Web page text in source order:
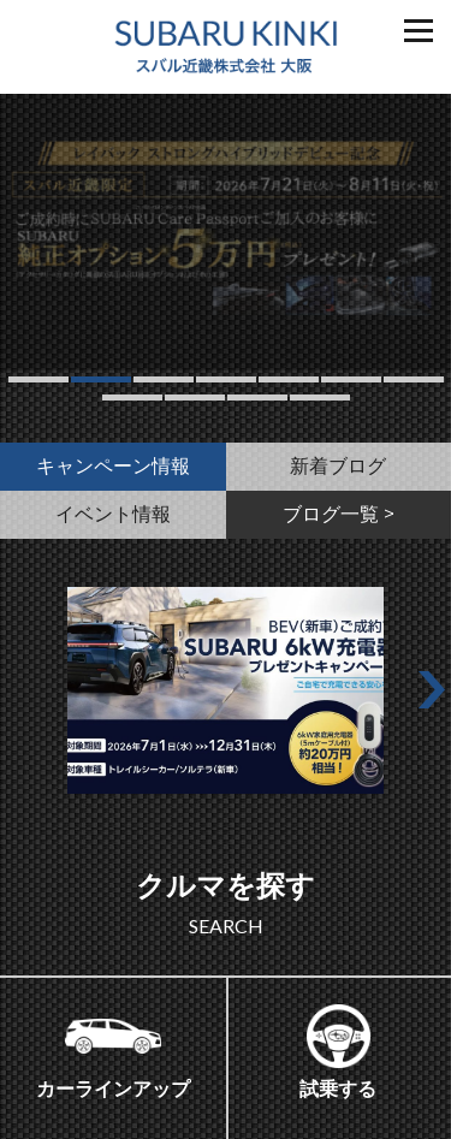
キャンペーン情報 新着ブログ
イベント情報 ブログ一覧 >
クルマを探す
SEARCH
カーラインアップ 試乗する